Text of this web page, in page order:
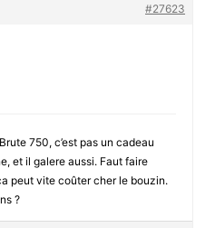
#27623
750, c’est pas un cadeau
et il galere aussi. Faut faire
peut vite coûter cher le bouzin.
?